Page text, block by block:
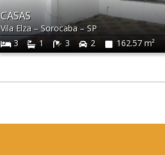
CASAS
Vila Elza–Sorocaba –SP
3
1 3 2 162.57 m²